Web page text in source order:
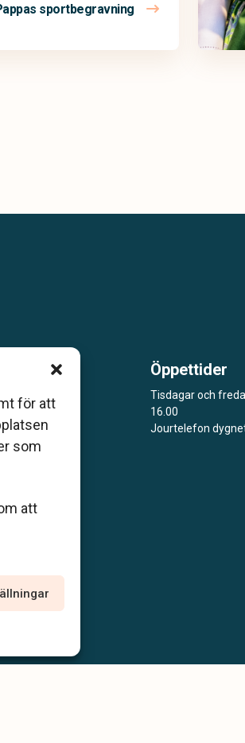
för att
som
att
sportbegravning
Öppettider
Tisdagar och
16.00
Jourtelefon